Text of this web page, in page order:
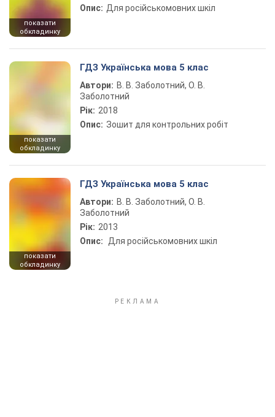
показати
обкладинку
Опис: Для російськомовних шкіл
показати
обкладинку
ГДЗ Українська мова 5 клас
Автори: В. В. Заболотний, О. В.
Заболотний
Рік: 2018
Опис: Зошит для контрольних робіт
показати
обкладинку
ГДЗ Українська мова 5 клас
Автори: В. В. Заболотний, О. В.
Заболотний
Рік: 2013
Опис:
Для російськомовних шкіл